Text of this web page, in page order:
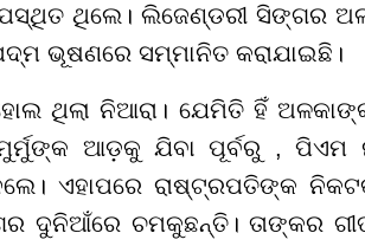
ଥିଲେ। ଲିଜେଣ୍ଡରୀ ସିଙ୍ଗର
ଭୂଷଣରେ ସମ୍ମାନିତ କରାଯାଇଛି।
ଥିଲା ନିଆରା। ଯେମିତି ହିଁ
ଆଡ଼କୁ ଯିବା ପୂର୍ବରୁ ,
ଏହାପରେ ରାଷ୍ଟ୍ରପତିଙ୍କ
ଦୁନିଆଁରେ ଚମକୁଛନ୍ତି। ତାଙ୍କର